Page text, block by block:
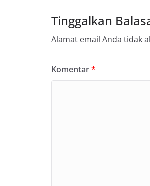
Tinggalkan
Alamat email Anda tidak
Komentar*